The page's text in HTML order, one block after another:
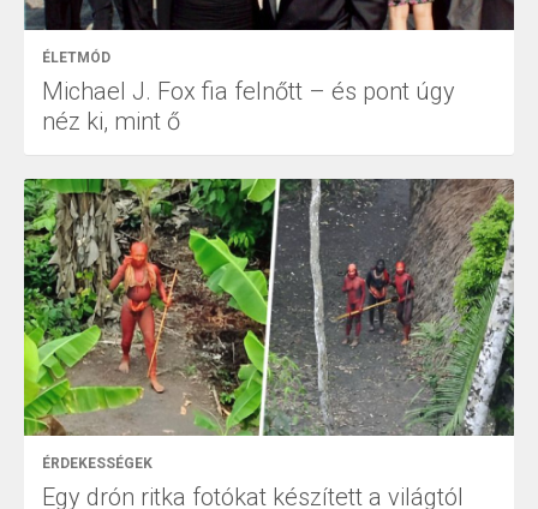
ÉLETMÓD
Michael J. Fox fia felnőtt – és pont úgy
néz ki, mint ő
ÉRDEKESSÉGEK
Egy drón ritka fotókat készített a világtól